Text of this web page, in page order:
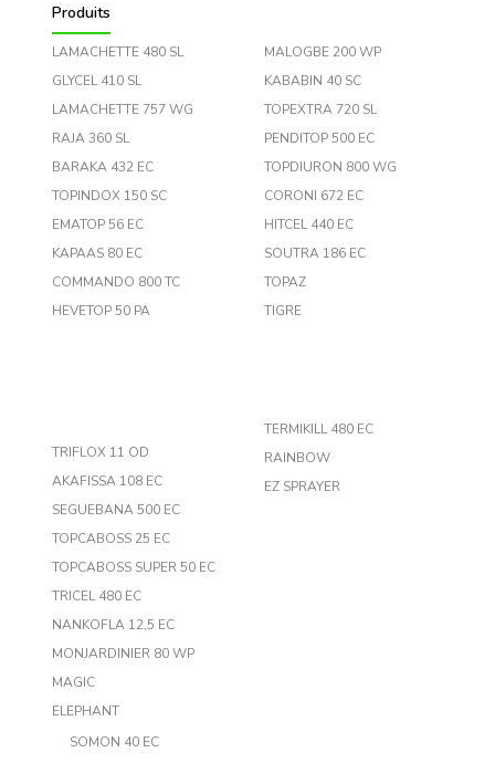
Produits
LAMACHETTE 480 SL
GLYCEL 410 SL
LAMACHETTE 757 WG
RAJA 360 SL
BARAKA 432 EC
TOPINDOX 150 SC
EMATOP 56 EC
KAPAAS 80 EC
COMMANDO 800 TC
HEVETOP 50 PA
MALOGBE 200 WP
KABABIN 40 SC
TOPEXTRA 720 SL
PENDITOP 500 EC
TOPDIURON 800 WG
CORONI 672 EC
HITCEL 440 EC
SOUTRA 186 EC
TOPAZ
TIGRE
TRIFLOX 11 OD
AKAFISSA 108 EC
SEGUEBANA 500 EC
TOPCABOSS 25 EC
TOPCABOSS SUPER 50 EC
TRICEL 480 EC
NANKOFLA 12,5 EC
MONJARDINIER 80 WP
MAGIC
ELEPHANT
SOMON 40 EC
TERMIKILL 480 EC
RAINBOW
EZ SPRAYER